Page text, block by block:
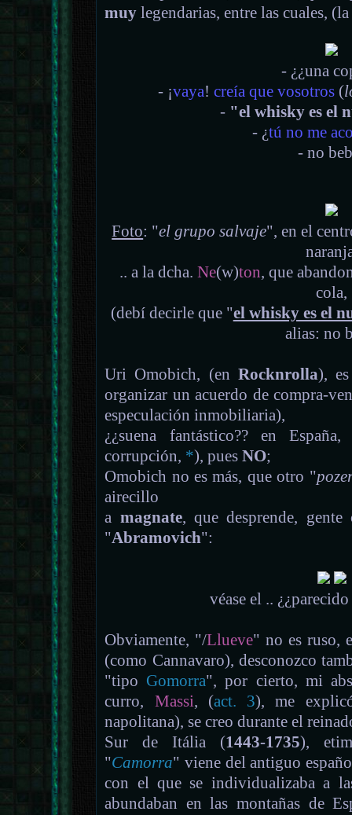
muy legendarias, entre las cuales,
- ¿¿una
- ¡vaya! creía que vosotros(
- "el whisky es el
- ¿tú no me
- no
Foto: "el grupo salvaje", en el
.. a la dcha. Ne(w)ton, que
cola,
(debí decirle que "el whisky es el
alias: no
Uri Omobich, (en Rocknrolla),
organizar un acuerdo de compra-
especulación inmobiliaria),
¿¿suena fantástico?? en
corrupción, *), puesNO;
Omobich no es más, que otro "
airecillo
a magnate, que desprende,
"Abramovich":
véase el ..
Obviamente, "/Llueve" no es ruso,
(como Cannavaro), desconozco
"tipo Gomorra", por cierto, mi
curro, Massi, (act. 3), me
napolitana), se creo durante el
Sur de Itália (1443-1735),
"Camorra" viene del antiguo
con el que se individualizaba a
abundaban en las montañas de